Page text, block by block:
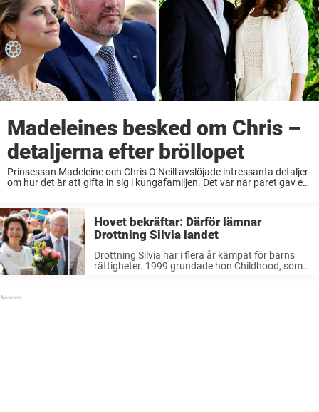
Madeleines besked om Chris –
detaljerna efter bröllopet
Prinsessan Madeleine och Chris O’Neill avslöjade intressanta detaljer
om hur det är att gifta in sig i kungafamiljen. Det var när paret gav en
Hovet bekräftar: Därför lämnar
Drottning Silvia landet
Drottning Silvia har i flera år kämpat för barns
rättigheter. 1999 grundade hon Childhood, som